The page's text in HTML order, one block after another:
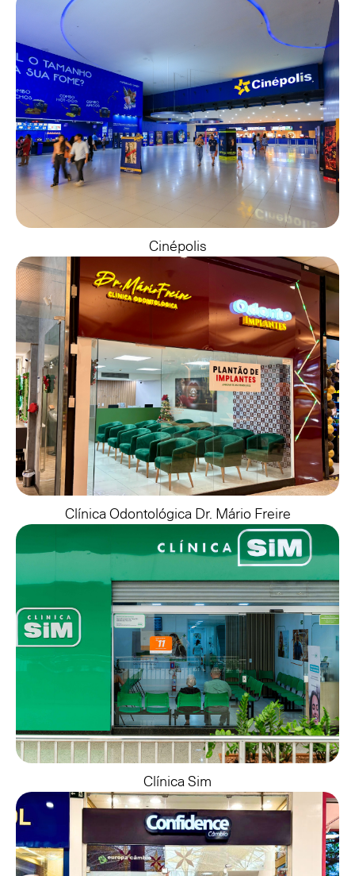
Cinépolis
Clínica Odontológica Dr. Mário Freire
Clínica Sim